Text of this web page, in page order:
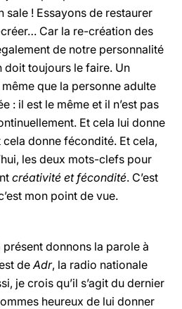
sale ! Essayons de restaurer
Car la re-création des
de notre personnalité
doit toujours le faire. Un
que la personne adulte
: il est le même et il n’est pas
Et cela lui donne
donne fécondité. Et cela,
les deux mots-clefs pour
créativité et fécondité. C’est
mon point de vue.
donnons la parole à
deAdr, la radio nationale
je crois qu’il s’agit du dernier
heureux de lui donner